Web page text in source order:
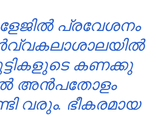
പ്രവേശനം
കണക്കു
അൻപതോളം
വരും. ഭീകരമായ